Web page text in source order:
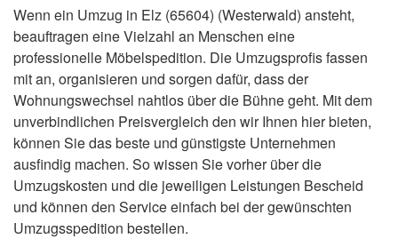
Wenn ein Umzug in Elz (65604) (Westerwald) ansteht,
beauftragen eine Vielzahl an Menschen eine
professionelle Möbelspedition. Die Umzugsprofis fassen
mit an, organisieren und sorgen dafür, dass der
Wohnungswechsel nahtlos über die Bühne geht. Mit dem
unverbindlichen Preisvergleich den wir Ihnen hier bieten,
können Sie das beste und günstigste Unternehmen
ausfindig machen. So wissen Sie vorher über die
Umzugskosten und die jeweiligen Leistungen Bescheid
und können den Service einfach bei der gewünschten
Umzugsspedition bestellen.